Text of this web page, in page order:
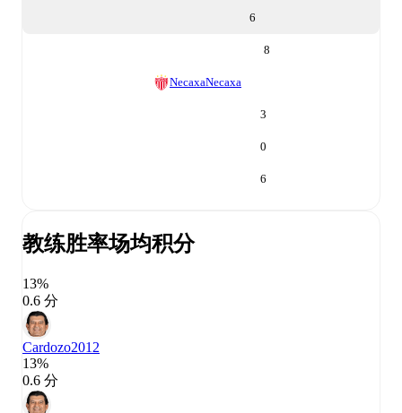
6
8
NecaxaNecaxa
3
0
6
教练胜率场均积分
13%
0.6 分
Cardozo2012
13%
0.6 分